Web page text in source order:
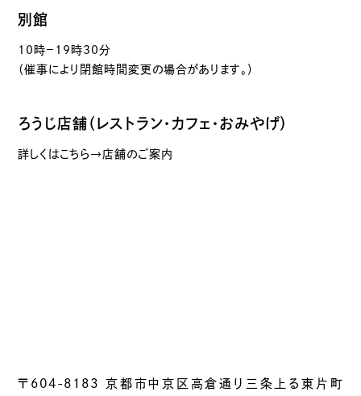
別館
10時－19時30分
（催事により閉館時間変更の場合があります。）
ろうじ店舗（レストラン・カフェ・おみやげ）
詳しくはこちら→店舗のご案内
〒604-8183 京都市中京区高倉通り三条上る東片町